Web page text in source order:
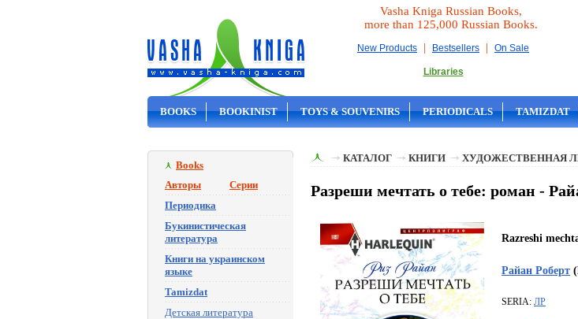
Vasha Kniga Russian Books,
more than 125,000 Russian Books.
New Products | Bestsellers | On Sale
Libraries
BOOKS BOOKINIST TOYS & SOUVENIRS PERIODICALS TAMIZDAT
Books
Авторы
Серии
Периодика
Букинистическая
литература
Книги на украинском
языке
Tamizdat
Детская литература
КАТАЛОГ КНИГИ ХУДОЖЕСТВЕННАЯ
Разреши мечтать о тебе: роман -
Razreshi
Райан Роберт
SERIA: ЛР